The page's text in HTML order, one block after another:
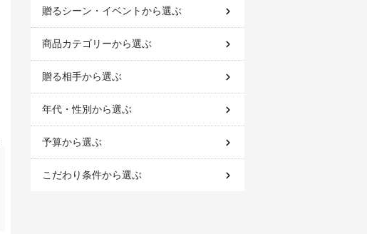
贈るシーン・イベントから選ぶ
商品カテゴリーから選ぶ
贈る相手から選ぶ
年代・性別から選ぶ
予算から選ぶ
こだわり条件から選ぶ